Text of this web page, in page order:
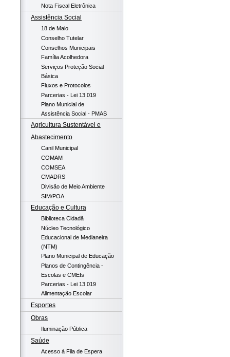
Nota Fiscal Eletrônica
Assistência Social
18 de Maio
Conselho Tutelar
Conselhos Municipais
Família Acolhedora
Serviços Proteção Social
Básica
Fluxos e Protocolos
Parcerias - Lei 13.019
Plano Municial de
Assistência Social - PMAS
Agricultura Sustentável e
Abastecimento
Canil Municipal
COMAM
COMSEA
CMADRS
Divisão de Meio Ambiente
SIM/POA
Educação e Cultura
Biblioteca Cidadã
Núcleo Tecnológico
Educacional de Medianeira
(NTM)
Plano Municipal de Educação
Planos de Contingência -
Escolas e CMEIs
Parcerias - Lei 13.019
Alimentação Escolar
Esportes
Obras
Iluminação Pública
Saúde
Acesso à Fila de Espera